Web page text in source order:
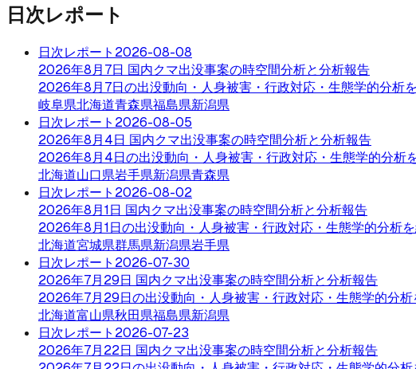
日次レポート
日次レポート 2026-08-08
2026年8月7日 国内クマ出没事案の時空間分析と分析報告
2026年8月7日の出没動向・人身被害・行政対応・生態学的分析
岐阜県北海道青森県福島県新潟県
日次レポート 2026-08-05
2026年8月4日 国内クマ出没事案の時空間分析と分析報告
2026年8月4日の出没動向・人身被害・行政対応・生態学的分析
北海道山口県岩手県新潟県青森県
日次レポート 2026-08-02
2026年8月1日 国内クマ出没事案の時空間分析と分析報告
2026年8月1日の出没動向・人身被害・行政対応・生態学的分析
北海道宮城県群馬県新潟県岩手県
日次レポート 2026-07-30
2026年7月29日 国内クマ出没事案の時空間分析と分析報告
2026年7月29日の出没動向・人身被害・行政対応・生態学的分
北海道富山県秋田県福島県新潟県
日次レポート 2026-07-23
2026年7月22日 国内クマ出没事案の時空間分析と分析報告